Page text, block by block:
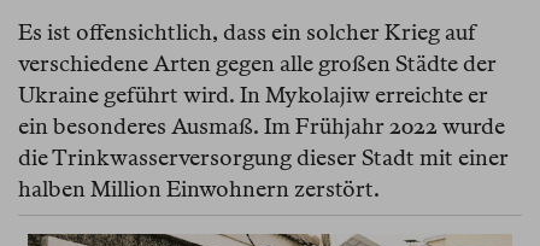
Es ist offensichtlich, dass ein solcher Krieg auf
verschiedene Arten gegen alle großen Städte der
Ukraine geführt wird. In Mykolajiw erreichte er
ein besonderes Ausmaß. Im Frühjahr 2022 wurde
die Trinkwasserversorgung dieser Stadt mit einer
halben Million Einwohnern zerstört.